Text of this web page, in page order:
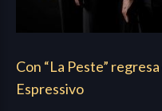
Con “La Peste”
Espressivo